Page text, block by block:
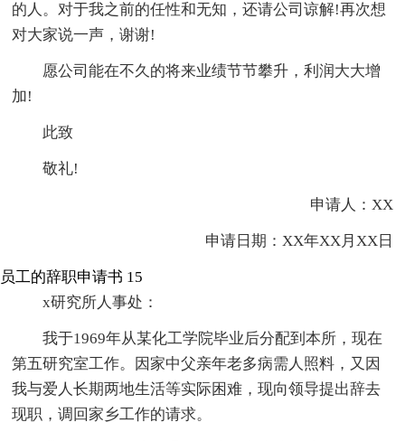
的人。对于我之前的任性和无知，还请公司谅解!再次想
对大家说一声，谢谢!
愿公司能在不久的将来业绩节节攀升，利润大大增
加!
此致
敬礼!
申请人：XX
申请日期：XX年XX月XX日
员工的辞职申请书 15
x研究所人事处：
我于1969年从某化工学院毕业后分配到本所，现在
第五研究室工作。因家中父亲年老多病需人照料，又因
我与爱人长期两地生活等实际困难，现向领导提出辞去
现职，调回家乡工作的请求。